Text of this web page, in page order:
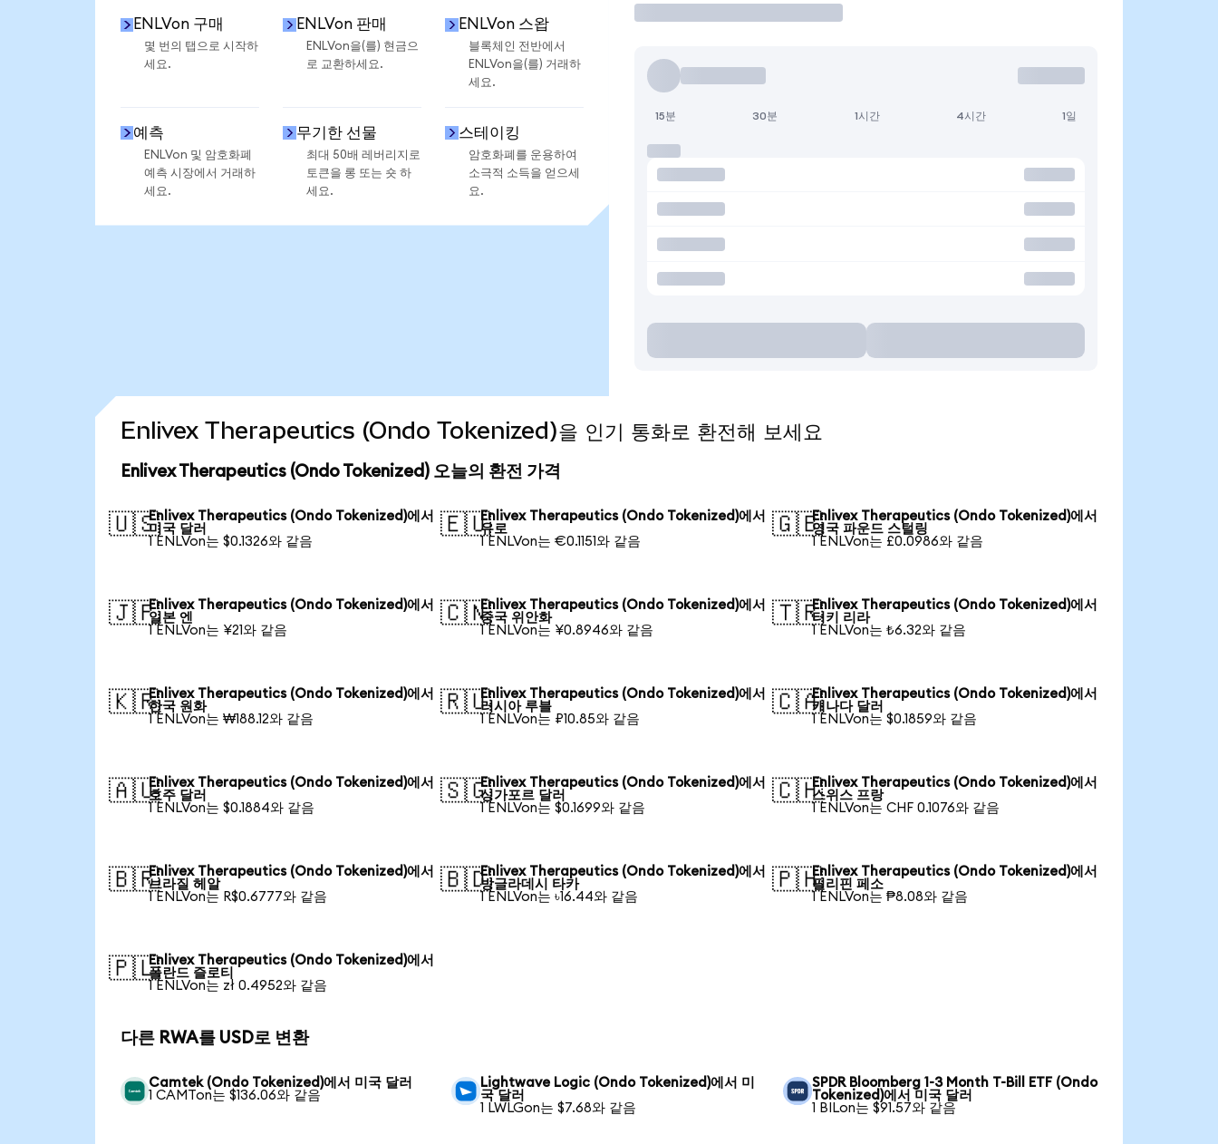
ENLVon 구매
몇 번의 탭으로 시작하
세요.
ENLVon 판매
ENLVon을(를) 현금으
로 교환하세요.
ENLVon 스왑
블록체인 전반에서
ENLVon을(를) 거래하
세요.
예측
ENLVon 및 암호화폐
예측 시장에서 거래하
세요.
무기한 선물
최대 50배 레버리지로
토큰을 롱 또는 숏 하
세요.
스테이킹
암호화폐를 운용하여
소극적 소득을 얻으세
요.
15분 30분 1시간 4시간 1일
Enlivex Therapeutics (Ondo Tokenized)을 인기 통화로 환전해 보세요
Enlivex Therapeutics (Ondo Tokenized) 오늘의 환전 가격
🇺🇸Enlivex Therapeutics (Ondo Tokenized)에서
미국 달러
1 ENLVon는 $0.1326와 같음
🇪🇺Enlivex Therapeutics (Ondo Tokenized)에서
유로
1 ENLVon는 €0.1151와 같음
🇬🇧Enlivex Therapeutics (Ondo Tokenized)에서
영국 파운드 스털링
1 ENLVon는 £0.0986와 같음
🇯🇵Enlivex Therapeutics (Ondo Tokenized)에서
일본 엔
1 ENLVon는 ¥21와 같음
🇨🇳Enlivex Therapeutics (Ondo Tokenized)에서
중국 위안화
1 ENLVon는 ¥0.8946와 같음
🇹🇷Enlivex Therapeutics (Ondo Tokenized)에서
터키 리라
1 ENLVon는 ₺6.32와 같음
🇰🇷Enlivex Therapeutics (Ondo Tokenized)에서
한국 원화
1 ENLVon는 ₩188.12와 같음
🇷🇺Enlivex Therapeutics (Ondo Tokenized)에서
러시아 루블
1 ENLVon는 ₽10.85와 같음
🇨🇦Enlivex Therapeutics (Ondo Tokenized)에서
캐나다 달러
1 ENLVon는 $0.1859와 같음
🇦🇺Enlivex Therapeutics (Ondo Tokenized)에서
호주 달러
1 ENLVon는 $0.1884와 같음
🇸🇬Enlivex Therapeutics (Ondo Tokenized)에서
싱가포르 달러
1 ENLVon는 $0.1699와 같음
🇨🇭Enlivex Therapeutics (Ondo Tokenized)에서
스위스 프랑
1 ENLVon는 CHF 0.1076와 같음
🇧🇷Enlivex Therapeutics (Ondo Tokenized)에서
브라질 헤알
1 ENLVon는 R$0.6777와 같음
🇧🇩Enlivex Therapeutics (Ondo Tokenized)에서
방글라데시 타카
1 ENLVon는 ৳16.44와 같음
🇵🇭Enlivex Therapeutics (Ondo Tokenized)에서
필리핀 페소
1 ENLVon는 ₱8.08와 같음
🇵🇱Enlivex Therapeutics (Ondo Tokenized)에서
폴란드 즐로티
1 ENLVon는 zł 0.4952와 같음
다른 RWA를 USD로 변환
Camtek (Ondo Tokenized)에서 미국 달러
1 CAMTon는 $136.06와 같음
Lightwave Logic (Ondo Tokenized)에서 미
국 달러
1 LWLGon는 $7.68와 같음
SPDR Bloomberg 1-3 Month T-Bill ETF (Ondo
Tokenized)에서 미국 달러
1 BILon는 $91.57와 같음